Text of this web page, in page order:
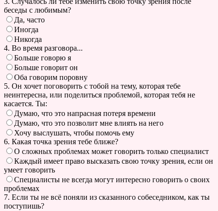
беседы с любимым?
Да, часто
Иногда
Никогда
4. Во время разговора...
Больше говорю я
Больше говорит он
Оба говорим поровну
5. Он хочет поговорить с тобой на тему, которая тебе
неинтересна, или поделиться проблемой, которая тебя не
касается. Ты:
Думаю, что это напрасная потеря времени
Думаю, что это позволит мне влиять на него
Хочу выслушать, чтобы помочь ему
6. Какая точка зрения тебе ближе?
О сложных проблемах может говорить только специалист
Каждый имеет право высказать свою точку зрения, если он
умеет говорить
Специалисты не всегда могут интересно говорить о своих
проблемах
7. Если ты не всё поняли из сказанного собеседником, как ты
поступишь?